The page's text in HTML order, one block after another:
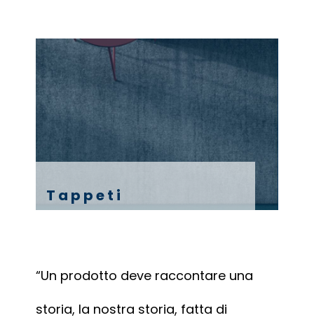
Tappeti
“Un prodotto deve raccontare una
storia, la nostra storia, fatta di